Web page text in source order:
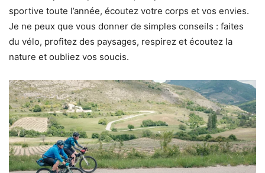
sportive toute l’année, écoutez votre corps et vos envies.
Je ne peux que vous donner de simples conseils : faites
du vélo, profitez des paysages, respirez et écoutez la
nature et oubliez vos soucis.